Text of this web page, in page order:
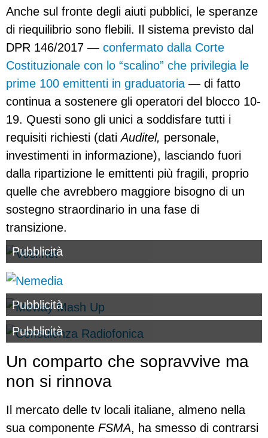
Anche sul fronte degli aiuti pubblici, le speranze
di riequilibrio sono flebili. Il sistema previsto dal
DPR 146/2017 — confermato dalla Corte
Costituzionale con lo “scalino” che privilegia le
prime 100 emittenti in graduatoria — di fatto
continua a sostenere gli operatori del blocco 10-
19. Questi sono gli unici a soddisfare tutti i
requisiti richiesti (datiAuditel, personale,
investimenti in informazione), lasciando fuori
dalla ripartizione le emittenti più fragili, proprio
quelle che avrebbero maggiore bisogno di un
sostegno straordinario in una fase di
transizione.
Pubblicità
Pubblicità
Pubblicità
Un comparto che sopravvive ma
non si rinnova
Il mercato delle tv locali italiane, almeno nella
sua componente FSMA, ha smesso di contrarsi